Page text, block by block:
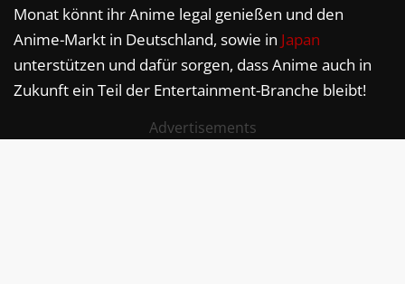
Monat könnt ihr Anime legal genießen und den
Anime-Markt in Deutschland, sowie in Japan
unterstützen und dafür sorgen, dass Anime auch in
Zukunft ein Teil der Entertainment-Branche bleibt!
Advertisements